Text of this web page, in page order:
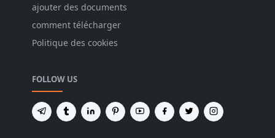
ajouter des documents
comment télécharger
Politique des cookies
FOLLOW US